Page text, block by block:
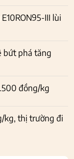
III lùi
bứt phá tăng
đồng/kg
kg, thị trường đi